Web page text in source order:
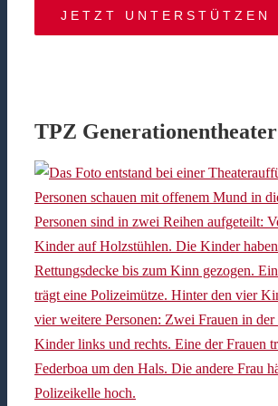
JETZT UNTERSTÜTZEN
TPZ Generationentheater